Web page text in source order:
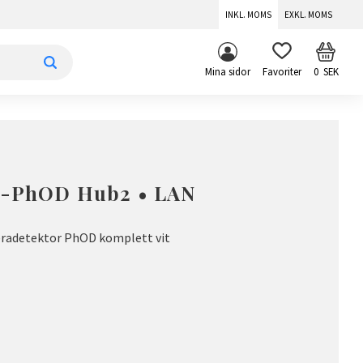
INKL. MOMS EXKL. MOMS
Mina sidor FAVORITER 0SEK
Hub2 • LAN
PhOD komplett vit